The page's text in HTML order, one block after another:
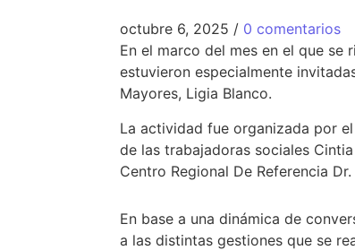
octubre 6, 2025 / 0 comentarios
En el marco del mes en el que se
estuvieron especialmente
Mayores, Ligia Blanco.
La actividad fue organizada por
de las trabajadoras sociales
Centro Regional De Referencia
En base a una dinámica de
a las distintas gestiones que se